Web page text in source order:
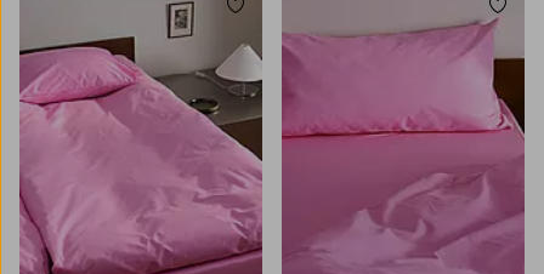
Lisää suosikkeihin Lisää